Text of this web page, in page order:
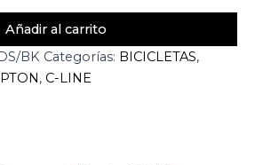
Añadir al carrito
BK Categorías: BICICLETAS,
, C-LINE